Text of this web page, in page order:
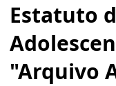
Estatuto
"Arquivo